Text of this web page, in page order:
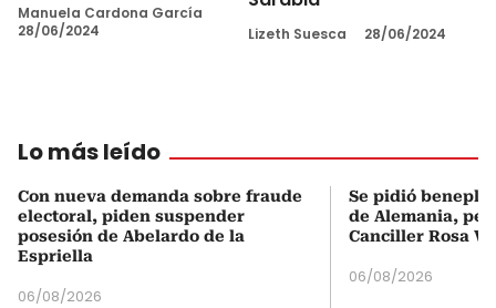
Manuela Cardona García
28/06/2024
Lizeth Suesca 28/06/2024
Lo más leído
Con nueva demanda sobre fraude
electoral, piden suspender
posesión de Abelardo de la
Espriella
06/08/2026
Se pidió
de Alemania,
Canciller Rosa
06/08/2026